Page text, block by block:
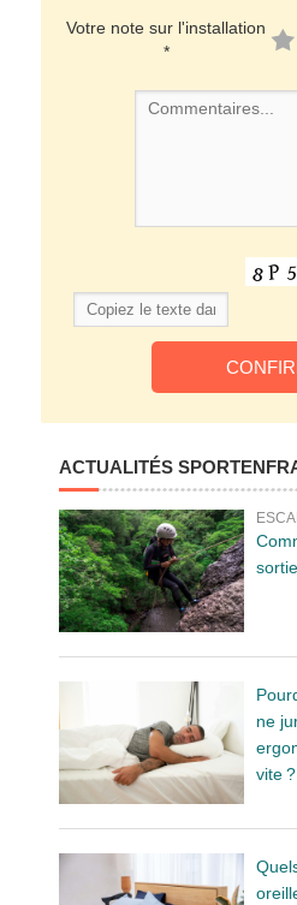
Votre note sur l'installation
*
ACTUALITÉS
ne
vite ?